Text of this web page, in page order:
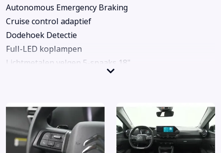
Autonomous Emergency Braking
Cruise control adaptief
Dodehoek Detectie
Full-LED koplampen
Lichtmetalen velgen 5-spaaks 18"
Rondomzicht camera
Achterbank in delen neerklapbaar
Achterbank met armsteun en skiluik
Achteruitrijcamera